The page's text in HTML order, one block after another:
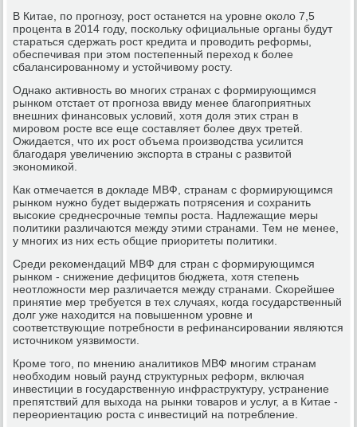
В Китае, по прогнозу, рост останется на уровне около 7,5
процента в 2014 году, поскольку официальные органы будут
стараться сдержать рост кредита и проводить реформы,
обеспечивая при этом постепенный переход к более
сбалансированному и устойчивому росту.
Однако активность во многих странах с формирующимся
рынком отстает от прогноза ввиду менее благоприятных
внешних финансовых условий, хотя доля этих стран в
мировом росте все еще составляет более двух третей.
Ожидается, что их рост объема производства усилится
благодаря увеличению экспорта в страны с развитой
экономикой.
Как отмечается в докладе МВФ, странам с формирующимся
рынком нужно будет выдержать потрясения и сохранить
высокие среднесрочные темпы роста. Надлежащие меры
политики различаются между этими странами. Тем не менее,
у многих из них есть общие приоритеты политики.
Среди рекомендаций МВФ для стран с формирующимся
рынком - снижение дефицитов бюджета, хотя степень
неотложности мер различается между странами. Скорейшее
принятие мер требуется в тех случаях, когда государственный
долг уже находится на повышенном уровне и
соответствующие потребности в рефинансировании являются
источником уязвимости.
Кроме того, по мнению аналитиков МВФ многим странам
необходим новый раунд структурных реформ, включая
инвестиции в государственную инфраструктуру, устранение
препятствий для выхода на рынки товаров и услуг, а в Китае -
переориентацию роста с инвестиций на потребление.